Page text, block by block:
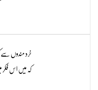
خرد مندوں سے
کہ میں اس فکر